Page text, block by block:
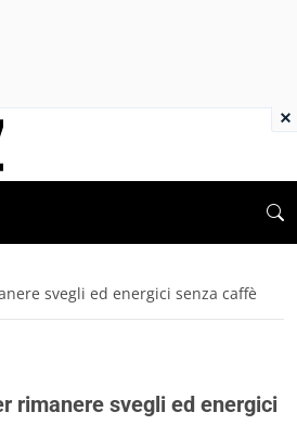
svegli ed energici senza caffè
rimanere svegli ed energici
×